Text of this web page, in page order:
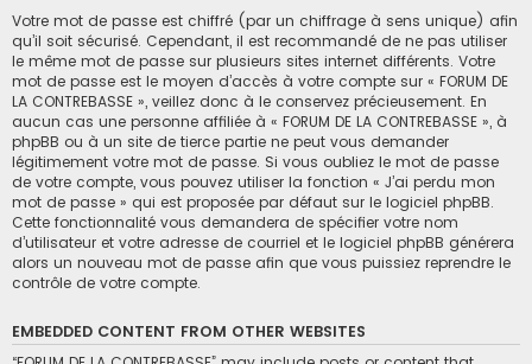
Votre mot de passe est chiffré (par un chiffrage à sens unique) afin
qu’il soit sécurisé. Cependant, il est recommandé de ne pas utiliser
le même mot de passe sur plusieurs sites internet différents. Votre
mot de passe est le moyen d’accès à votre compte sur « FORUM DE
LA CONTREBASSE », veillez donc à le conservez précieusement. En
aucun cas une personne affiliée à « FORUM DE LA CONTREBASSE », à
phpBB ou à un site de tierce partie ne peut vous demander
légitimement votre mot de passe. Si vous oubliez le mot de passe
de votre compte, vous pouvez utiliser la fonction « J’ai perdu mon
mot de passe » qui est proposée par défaut sur le logiciel phpBB.
Cette fonctionnalité vous demandera de spécifier votre nom
d’utilisateur et votre adresse de courriel et le logiciel phpBB générera
alors un nouveau mot de passe afin que vous puissiez reprendre le
contrôle de votre compte.
EMBEDDED CONTENT FROM OTHER WEBSITES